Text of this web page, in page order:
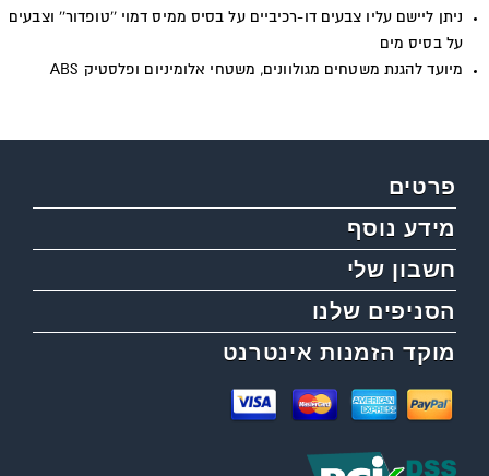
ניתן ליישם עליו צבעים דו-רכיביים על בסיס ממיס דמוי ''טופדור'' וצבעים
על בסיס מים
מיועד להגנת משטחים מגולוונים, משטחי אלומיניום ופלסטיק ABS
פרטים
מידע נוסף
חשבון שלי
הסניפים שלנו
מוקד הזמנות אינטרנט